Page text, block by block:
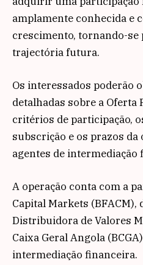
amplamente conhecida e
crescimento, tornando-se
trajectória futura.
Os interessados poderão
detalhadas sobre a Oferta
critérios de participação,
subscrição e os prazos da
agentes de
A operação conta com a
Capital Markets (BFACM),
Distribuidora de Valores
Caixa Geral Angola
intermediação financeira.